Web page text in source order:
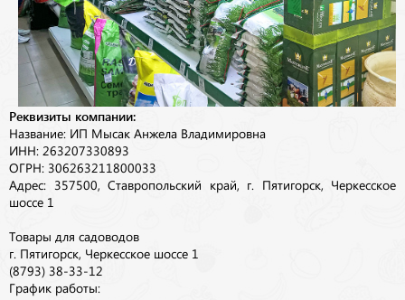
Реквизиты компании:
Название: ИП Мысак Анжела Владимировна
ИНН: 263207330893
ОГРН: 306263211800033
Адрес: 357500, Ставропольский край, г. Пятигорск, Черкесское
шоссе 1
Товары для садоводов
г. Пятигорск, Черкесское шоссе 1
(8793) 38-33-12
График работы: